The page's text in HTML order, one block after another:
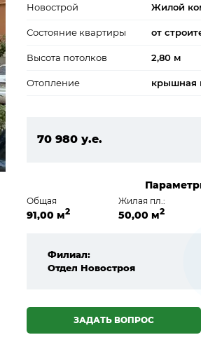
Новострой Жилой
Состояние квартиры от
Высота потолков 2,80 м
Отопление крышная
70 980 у.е.
Общая
91,00 м2
Жилая пл.:
50,00 м2
Филиал:
Отдел Новостроя
ЗАДАТЬ ВОПРОС